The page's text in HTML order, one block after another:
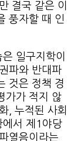
결국 같은 이
풍자할 때 인
일구지학이
파와 반대파
것은 정책 경
가가 적지 않
, 누적된 사회
에서 제1야당
열음이라는